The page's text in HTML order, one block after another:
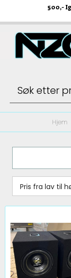
500,-
Hjem
Pris fra lav til